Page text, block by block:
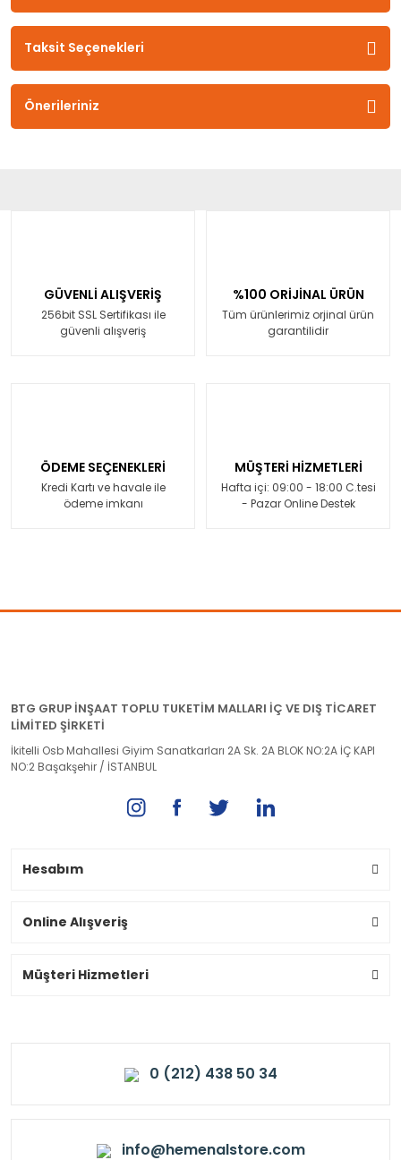
Taksit Seçenekleri
Önerileriniz
GÜVENLİ ALIŞVERİŞ
256bit SSL Sertifikası ile
güvenli alışveriş
%100 ORİJİNAL ÜRÜN
Tüm ürünlerimiz orjinal ürün
garantilidir
ÖDEME SEÇENEKLERİ
Kredi Kartı ve havale ile
ödeme imkanı
MÜŞTERİ HİZMETLERİ
Hafta içi: 09:00 - 18:00 C.tesi
- Pazar Online Destek
BTG GRUP İNŞAAT TOPLU TUKETİM MALLARI İÇ VE DIŞ TİCARET
LİMİTED ŞİRKETİ
İkitelli Osb Mahallesi Giyim Sanatkarları 2A Sk. 2A BLOK NO:2A İÇ KAPI
NO:2 Başakşehir / İSTANBUL
Hesabım
Online Alışveriş
Müşteri Hizmetleri
0 (212) 438 50 34
info@hemenalstore.com